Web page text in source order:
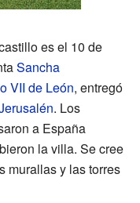
es el 10 de
Sancha
VII de León, entregó
. Los
a España
la villa. Se cree
murallas y las torres